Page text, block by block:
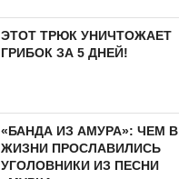
ЭТОТ ТРЮК УНИЧТОЖАЕТ
ГРИБОК ЗА 5 ДНЕЙ!
«БАНДА ИЗ АМУРА»: ЧЕМ В
ЖИЗНИ ПРОСЛАВИЛИСЬ
УГОЛОВНИКИ ИЗ ПЕСНИ